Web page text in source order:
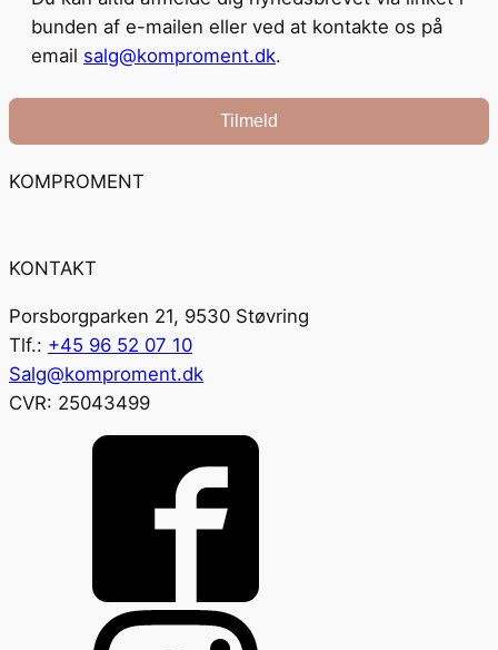
bunden af e-mailen eller ved at kontakte os på
email salg@komproment.dk.
Tilmeld
KOMPROMENT
KONTAKT
Porsborgparken 21, 9530 Støvring
Tlf.: +45 96 52 07 10
Salg@komproment.dk
CVR: 25043499